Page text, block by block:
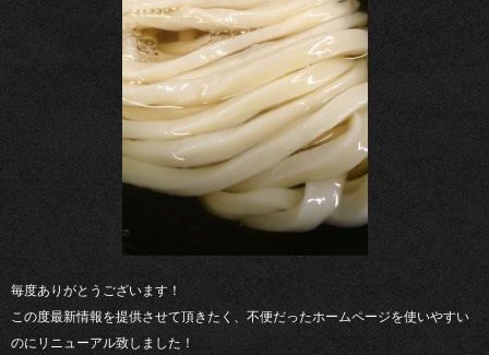
毎度ありがとうございます！
この度最新情報を提供させて頂きたく、不便だったホームページを使いやすい
のにリニューアル致しました！